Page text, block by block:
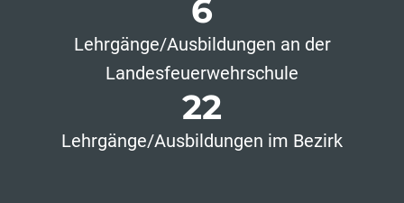
6
Lehrgänge/Ausbildungen an der
Landesfeuerwehrschule
22
Lehrgänge/Ausbildungen im Bezirk